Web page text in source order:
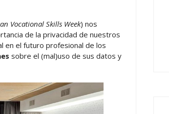
Vocational Skills Week) nos
de la privacidad de nuestros
en el futuro profesional de los
sobre el (mal)uso de sus datos y